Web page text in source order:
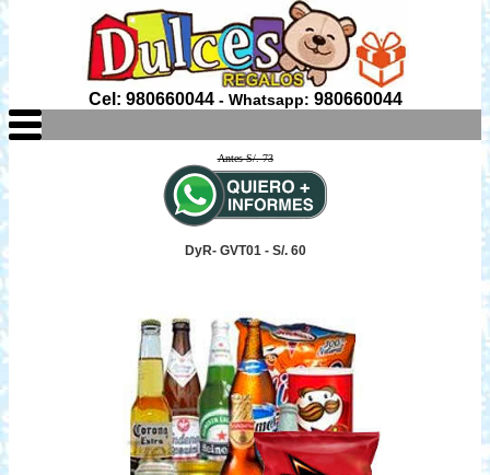
Cel: 980660044- Whatsapp: 980660044
Antes S/. 73
DyR- GVT01 - S/. 60